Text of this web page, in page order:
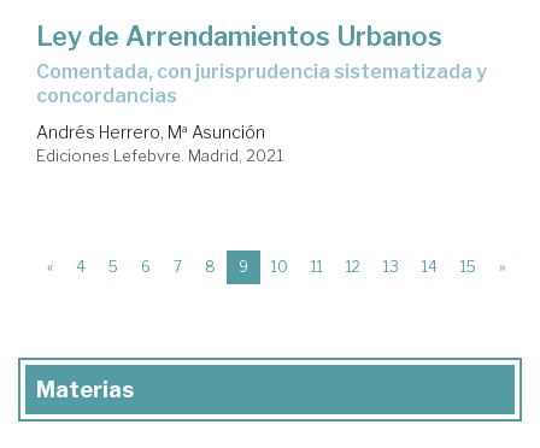
Ley de Arrendamientos Urbanos
comentada, con jurisprudencia sistematizada y
concordancias
Andrés Herrero, Mª Asunción
Ediciones Lefebvre. Madrid, 2021
« 4 5 6 7 8 9 (current)
10 11 12 13 14 15 »
Materias